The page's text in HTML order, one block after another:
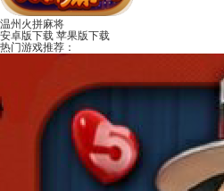
温州火拼麻将
安卓版下载 苹果版下载
热门游戏推荐：